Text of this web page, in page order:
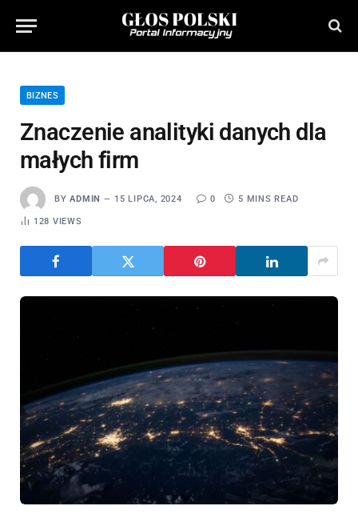
BIZNES
Znaczenie analityki danych dla
małych firm
BY ADMIN 15 LIPCA, 2024 0 5 MINS READ
128 VIEWS